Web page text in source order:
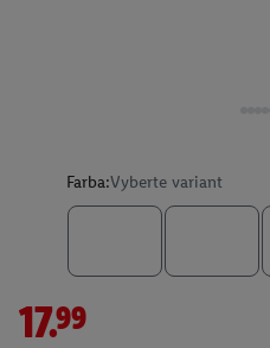
Farba:Vyberte variant
17.99